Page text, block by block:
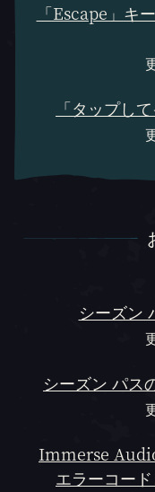
「Escape」キ
「タップし
シーズン
シーズン パス
Immerse
エラーコー